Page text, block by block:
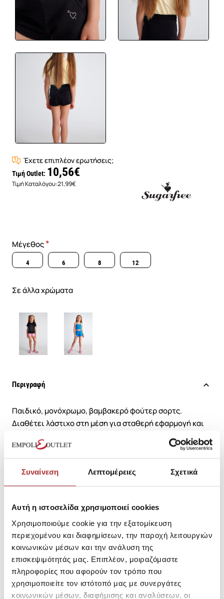
Συναίνεση Λεπτομέρειες Σχετικά
Αυτή η ιστοσελίδα χρησιμοποιεί cookies
Χρησιμοποιούμε cookie για την εξατομίκευση
περιεχομένου και διαφημίσεων, την παροχή λειτουργιών
κοινωνικών μέσων και την ανάλυση της
επισκεψιμότητάς μας. Επιπλέον, μοιραζόμαστε
πληροφορίες που αφορούν τον τρόπο που
χρησιμοποιείτε τον ιστότοπό μας με συνεργάτες
κοινωνικών μέσων, διαφήμισης και αναλύσεων, οι
Έχετε επιπλέον ερωτήσεις;
Τιμή Outlet: 10,56€
Τιμή Καταλόγου:21,99€
Μέγεθος
4 6 8 12
Σε άλλα χρώματα
Περιγραφή
Παιδικό, μονόχρωμο, βαμβακερό φούτερ σορτς.
Διαθέτει λάστιχο στη μέση για σταθερή εφαρμογή και
πλαϊνές τσέπες. Διακοσμημένο με αστραφτερά στρας σε
σχήμα καρδιά, στο μπατζάκι. Κοντό σε μήκος. Κανονική
εφαρμογή.
Κωδικός Κατασκευαστή: 25610077
Αποστολές Προϊόντων